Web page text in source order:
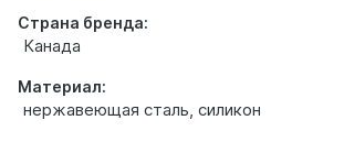
Страна бренда:
Канада
Материал:
нержавеющая сталь, силикон